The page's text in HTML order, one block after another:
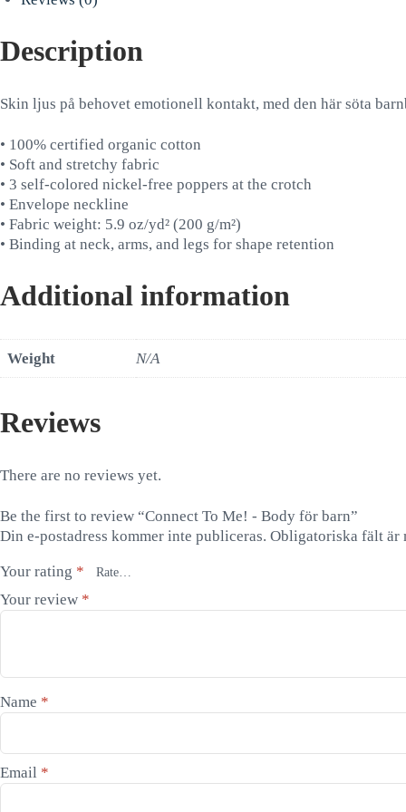
Description
Skin ljus på behovet emotionell kontakt, med den här söta
• 100% certified organic cotton
• Soft and stretchy fabric
• 3 self-colored nickel-free poppers at the crotch
• Envelope neckline
• Fabric weight: 5.9 oz/yd² (200 g/m²)
• Binding at neck, arms, and legs for shape retention
Additional information
Weight N/A
Reviews
There are no reviews yet.
Be the first to review “Connect To Me! - Body för barn”
Din e-postadress kommer inte publiceras. Obligatoriska fält är
Your rating *
Your review *
Name *
Email *